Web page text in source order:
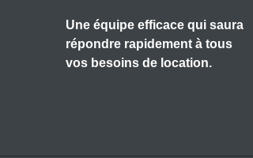
Une équipe efficace qui saura
répondre rapidement à tous
vos besoins de location.